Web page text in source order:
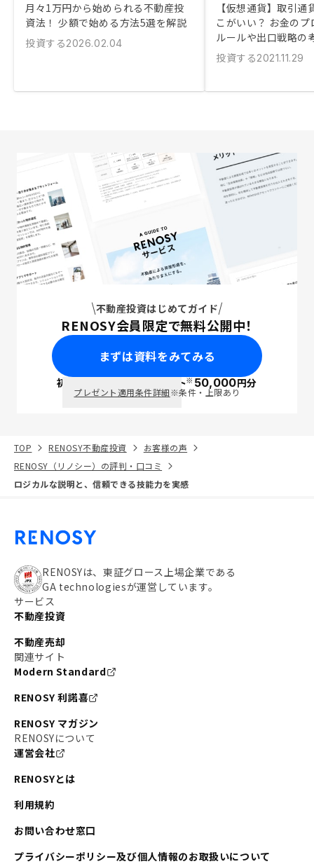
月々1万円から始められる不動産投
資法！ 少額で始める方法5選を解説
投資する2026.02.04
【仮想通貨】取引
こがいい？ お金の
ルールや出口戦略の
投資する2021.11.29
不動産投資はじめてガイド
RENOSY会員限定で無料公開中！
まずは資料をみてみる
初回面談で ポイント※50,000円分
プレゼント適用条件詳細※条件・上限あり
TOP RENOSY不動産投資
お客様の声
RENOSY（リノシー）の評判・口コミ
ロジカルな説明と、信頼できる技能力を実感
RENOSYは、東証グロース上場企業である
GA technologiesが運営しています。
サービス
不動産投資
不動産売却
関連サイト
Modern Standard
RENOSY 利諾喜
RENOSY マガジン
RENOSYについて
運営会社
RENOSYとは
利用規約
お問い合わせ窓口
プライバシーポリシー及び個人情報のお取扱いについて